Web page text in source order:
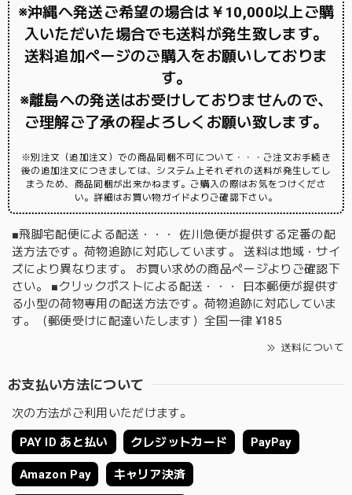
※沖縄へ発送ご希望の場合は￥10,000以上ご購
入いただいた場合でも送料が発生致します。
送料追加ページのご購入をお願いしておりま
す。
※離島への発送はお受けしておりませんので、
ご理解ご了承の程よろしくお願い致します。
※別注文（追加注文）での商品同梱不可について・・・ご注文お手続き
後の追加注文につきましては、システム上それぞれの送料が発生してし
まうため、商品同梱が出来かねます。ご購入の際はお気をつけくださ
い。詳細はお買い物ガイドよりご確認下さい。
■飛脚宅配便による配送・・・ 佐川急便が提供する定番の配
送方法です。荷物追跡に対応しています。 送料は地域・サイ
ズにより異なります。 お買い求めの商品ページよりご確認下
さい。 ■クリックポストによる配送・・・ 日本郵便が提供す
る小型の荷物専用の配送方法です。荷物追跡に対応していま
す。（郵便受けに配達いたします）全国一律 ¥185
送料について
お支払い方法について
次の方法がご利用いただけます。
PAY ID あと払い クレジットカード PayPay
Amazon Pay キャリア決済